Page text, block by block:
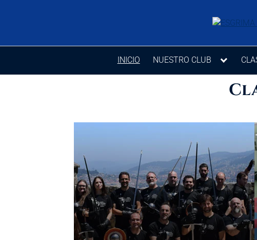
INICIO NUESTRO CLUB